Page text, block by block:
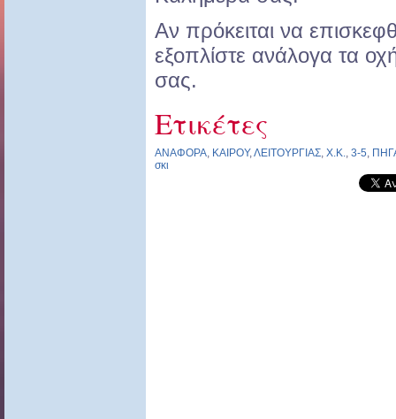
Αν πρόκειται να
εξοπλίστε ανάλογα τα
σας.
Ετικέτες
ΑΝΑΦΟΡΑ, ΚΑΙΡΟΥ,ΛΕΙΤΟΥΡΓΙΑΣ, Χ.Κ., 3-5,
σκι